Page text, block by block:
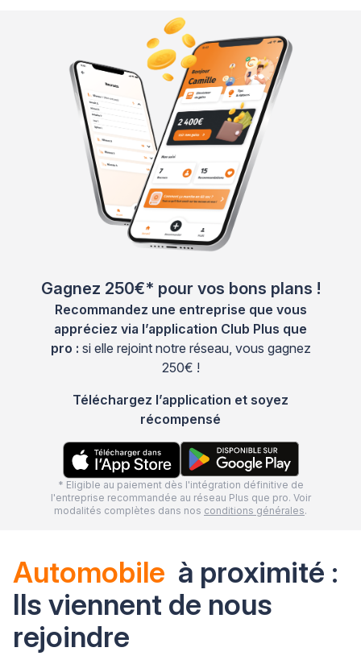
Gagnez 250€* pour vos bons plans !
Recommandez une entreprise que vous
appréciez via l’application Club Plus que
pro : si elle rejoint notre réseau, vous gagnez
250€ !
Téléchargez l’application et soyez
récompensé
* Eligible au paiement dès l'intégration définitive de
l'entreprise recommandée au réseau Plus que pro. Voir
modalités complètes dans nos conditions générales.
Automobile à proximité :
Ils viennent de nous
rejoindre